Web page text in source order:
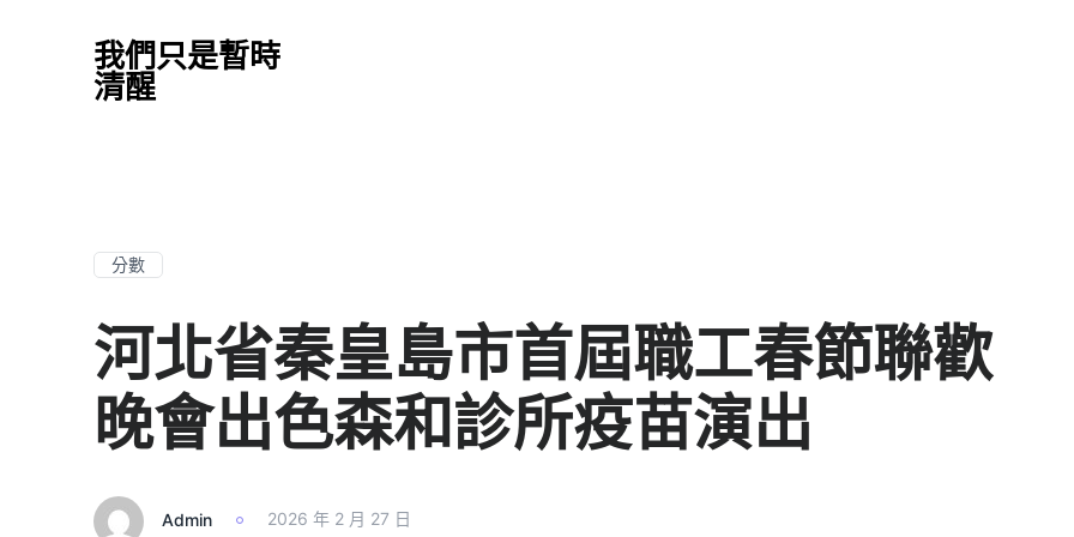
我們只是暫時
清醒
分數
河北省秦皇島市首屆職工春節聯歡
晚會出色森和診所疫苗演出
Admin 2026 年 2 月 27 日